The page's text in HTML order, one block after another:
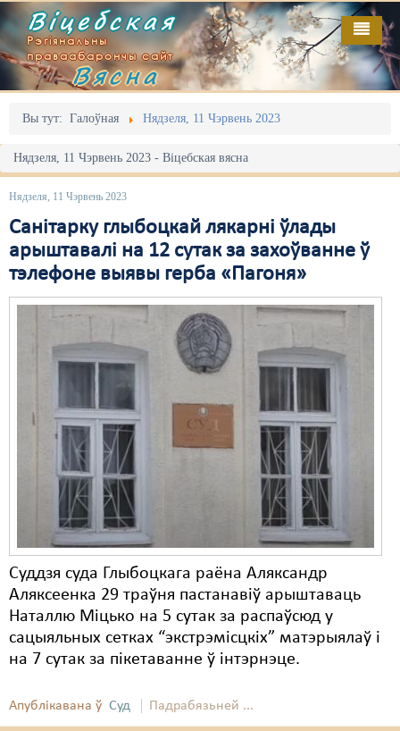
Віцебская
Рэгіянальны
праваабарончы сайт
Вясна
Вы тут: Галоўная Нядзеля, 11 Чэрвень 2023
Нядзеля, 11 Чэрвень 2023 - Віцебская вясна
Нядзеля, 11 Чэрвень 2023
Санітарку глыбоцкай лякарні ўлады
арыштавалі на 12 сутак за захоўванне ў
тэлефоне выявы герба «Пагоня»
Суддзя суда Глыбоцкага раёна Аляксандр
Аляксеенка 29 траўня пастанавіў арыштаваць
Наталлю Міцько на 5 сутак за распаўсюд у
сацыяльных сетках “экстрэмісцкіх” матэрыялаў і
на 7 сутак за пікетаванне ў інтэрнэце.
Апублікавана ў Суд Падрабязьней ...
Галоўная
Адміністрацыйны перасьлед
Акцыі
Выбары
Грамадзянскія ініцыятывы
Дзяржава
Затрыманьні
Карная псыхіятрыя
КПЧ ААН
Культурныя правы
Мігранты
Мірныя сходы
Палітвязьні
Праваабаронцы
Пэнітэнцыярная сыстэма
Выданьні
Відэа
Пра нас
RSS